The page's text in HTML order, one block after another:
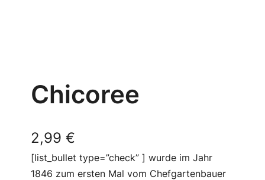
Chicoree
2,99 €
[list_bullet type=”check” ] wurde im Jahr
1846 zum ersten Mal vom Chefgartenbauer